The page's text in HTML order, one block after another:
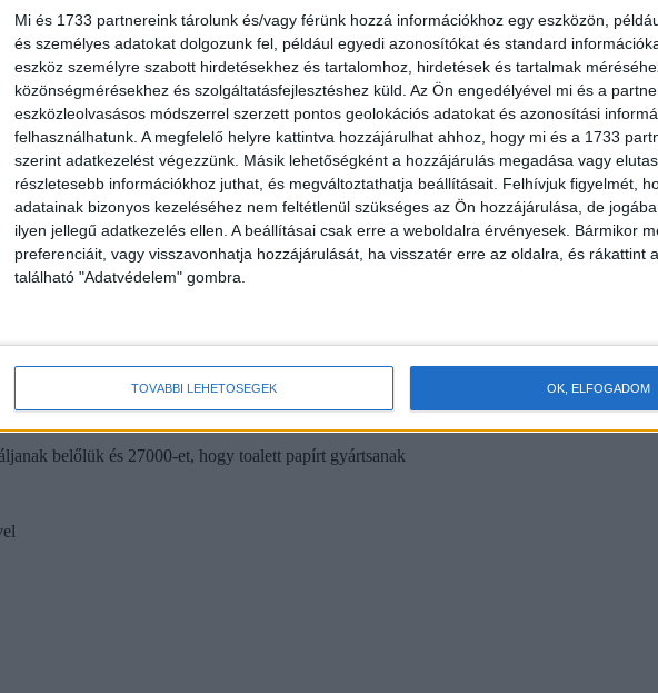
Mi és 1733 partnereink tárolunk és/vagy férünk hozzá információkhoz egy eszközön,
és személyes adatokat dolgozunk fel, például egyedi azonosítókat és standard
eszköz személyre szabott hirdetésekhez és tartalomhoz, hirdetések és tartalmak
közönségmérésekhez és szolgáltatásfejlesztéshez küld. Az Ön engedélyével mi és a
eszközleolvasásos módszerrel szerzett pontos geolokációs adatokat és azonosítási
felhasználhatunk. A megfelelő helyre kattintva hozzájárulhat ahhoz, hogy mi és a 1733
szerint adatkezelést végezzünk. Másik lehetőségként a hozzájárulás megadása vagy
részletesebb információkhoz juthat, és megváltoztathatja beállításait. Felhívjuk figyelmét,
adatainak bizonyos kezeléséhez nem feltétlenül szükséges az Ön hozzájárulása, de
ilyen jellegű adatkezelés ellen. A beállításai csak erre a weboldalra érvényesek. Bármikor
preferenciáit, vagy visszavonhatja hozzájárulását, ha visszatér erre az oldalra, és rákattint
található "Adatvédelem" gombra.
TOVÁBBI LEHETŐSÉGEK OK, ELFOGADOM
Ez a víz elegendő mennyiség lenne arra, hogy a lakosság majdnem fele
belőlük és 27000-et, hogy toalett papírt gyártsanak